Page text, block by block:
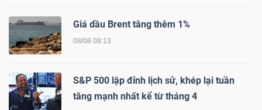
Giá dầu Brent tăng thêm 1%
08/08 08:13
S&P 500 lập đỉnh lịch sử, khép lại tuần
tăng mạnh nhất kể từ tháng 4
CHÍNH